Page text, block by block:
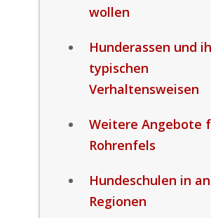
wollen
Hunderassen und
typischen
Verhaltensweisen
Weitere Angebote
Rohrenfels
Hundeschulen in
Regionen